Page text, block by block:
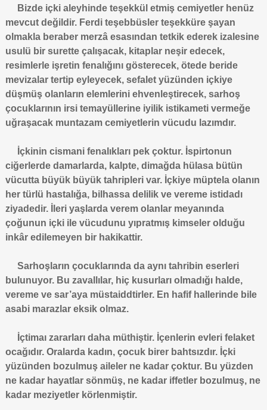
Bizde içki aleyhinde teşekkül etmiş cemiyetler henüz
mevcut değildir. Ferdi teşebbüsler teşekküre şayan
olmakla beraber merzâ esasından tetkik ederek izalesine
usulü bir surette çalışacak, kitaplar neşir edecek,
resimlerle işretin fenalığını gösterecek, ötede beride
mevizalar tertip eyleyecek, sefalet yüzünden içkiye
düşmüş olanların elemlerini ehvenleştirecek, sarhoş
çocuklarının irsi temayüllerine iyilik istikameti vermeğe
uğraşacak muntazam cemiyetlerin vücudu lazımdır.
İçkinin cismani fenalıkları pek çoktur. İspirtonun
ciğerlerde damarlarda, kalpte, dimağda hülasa bütün
vücutta büyük büyük tahripleri var. İçkiye müptela olanın
her türlü hastalığa, bilhassa delilik ve vereme istidadı
ziyadedir. İleri yaşlarda verem olanlar meyanında
çoğunun içki ile vücudunu yıpratmış kimseler olduğu
inkâr edilemeyen bir hakikattir.
Sarhoşların çocuklarında da aynı tahribin eserleri
bulunuyor. Bu zavallılar, hiç kusurları olmadığı halde,
vereme ve sar’aya müstaiddtirler. En hafif hallerinde bile
asabi marazlar eksik olmaz.
İçtimaı zararları daha müthiştir. İçenlerin evleri felaket
ocağıdır. Oralarda kadın, çocuk birer bahtsızdır. İçki
yüzünden bozulmuş aileler ne kadar çoktur. Bu yüzden
ne kadar hayatlar sönmüş, ne kadar iffetler bozulmuş, ne
kadar meziyetler körlenmiştir.